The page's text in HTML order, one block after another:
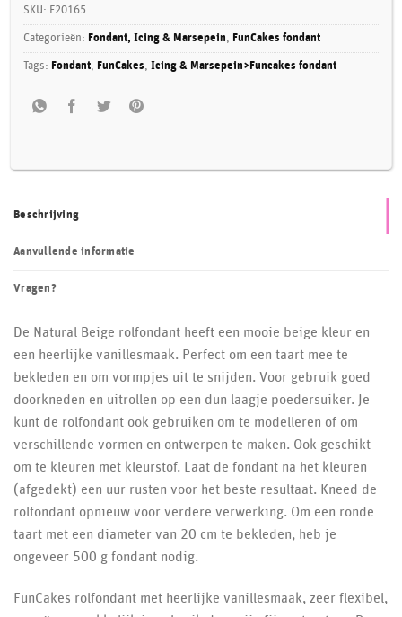
SKU: F20165
Categorieën: Fondant, Icing & Marsepein, FunCakes fondant
Tags: Fondant, FunCakes,Icing & Marsepein>Funcakes fondant
Beschrijving
Aanvullende informatie
Vragen?
De Natural Beige rolfondant heeft een mooie beige kleur en
een heerlijke vanillesmaak. Perfect om een taart mee te
bekleden en om vormpjes uit te snijden. Voor gebruik goed
doorkneden en uitrollen op een dun laagje poedersuiker. Je
kunt de rolfondant ook gebruiken om te modelleren of om
verschillende vormen en ontwerpen te maken. Ook geschikt
om te kleuren met kleurstof. Laat de fondant na het kleuren
(afgedekt) een uur rusten voor het beste resultaat. Kneed de
rolfondant opnieuw voor verdere verwerking. Om een ronde
taart met een diameter van 20 cm te bekleden, heb je
ongeveer 500 g fondant nodig.
FunCakes rolfondant met heerlijke vanillesmaak, zeer flexibel,